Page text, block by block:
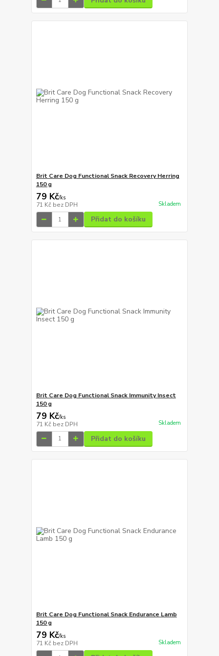
Brit Care Dog Functional Snack Recovery Herring
150 g
79 Kč/ks
71 Kč bez DPH Skladem
Přidat do košíku
Brit Care Dog Functional Snack Immunity Insect
150 g
79 Kč/ks
71 Kč bez DPH Skladem
Přidat do košíku
Brit Care Dog Functional Snack Endurance Lamb
150 g
79 Kč/ks
71 Kč bez DPH Skladem